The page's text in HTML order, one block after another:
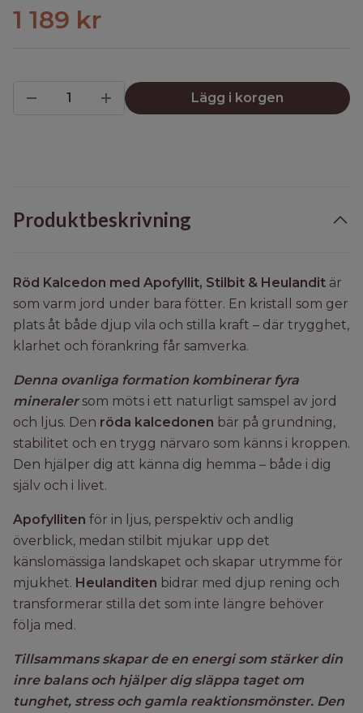
1 189 kr
Lägg i korgen
Produktbeskrivning
Röd Kalcedon med Apofyllit, Stilbit & Heulandit är
som varm jord under bara fötter. En kristall som ger
plats åt både djup vila och stilla kraft – där trygghet,
klarhet och förankring får samverka.
Denna ovanliga formation kombinerar fyra
mineralersom möts i ett naturligt samspel av jord
och ljus. Den röda kalcedonen bär på grundning,
stabilitet och en trygg närvaro som känns i kroppen.
Den hjälper dig att känna dig hemma – både i dig
själv och i livet.
Apofylliten för in ljus, perspektiv och andlig
överblick, medan stilbit mjukar upp det
känslomässiga landskapet och skapar utrymme för
mjukhet. Heulanditen bidrar med djup rening och
transformerar stilla det som inte längre behöver
följa med.
Tillsammans skapar de en energi som stärker din
inre balans och hjälper dig släppa taget om
tunghet, stress och gamla reaktionsmönster. Den